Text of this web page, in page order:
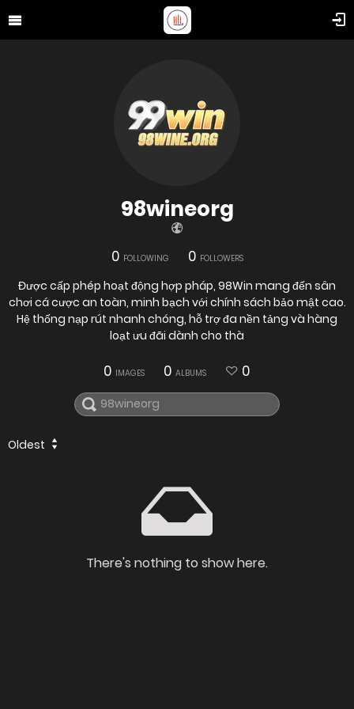
98wineorg
0 FOLLOWING 0 FOLLOWERS
Được cấp phép hoạt động hợp pháp, 98Win mang đến sân
chơi cá cược an toàn, minh bạch với chính sách bảo mật cao.
Hệ thống nạp rút nhanh chóng, hỗ trợ đa nền tảng và hàng
loạt ưu đãi dành cho thà
0 IMAGES 0 ALBUMS 0
Oldest
There's nothing to show here.